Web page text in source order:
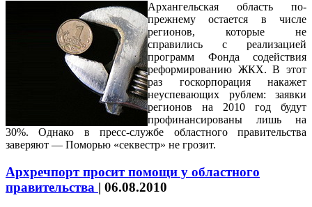
Архангельская область по-
прежнему остается в числе
регионов, которые не
справились с реализацией
программ Фонда содействия
реформированию ЖКХ. В этот
раз госкорпорация накажет
неуспевающих рублем: заявки
регионов на 2010 год будут
профинансированы лишь на
30%. Однако в пресс-службе областного правительства
заверяют — Поморью «секвестр» не грозит.
Архречпорт просит помощи у областного
правительства | 06.08.2010